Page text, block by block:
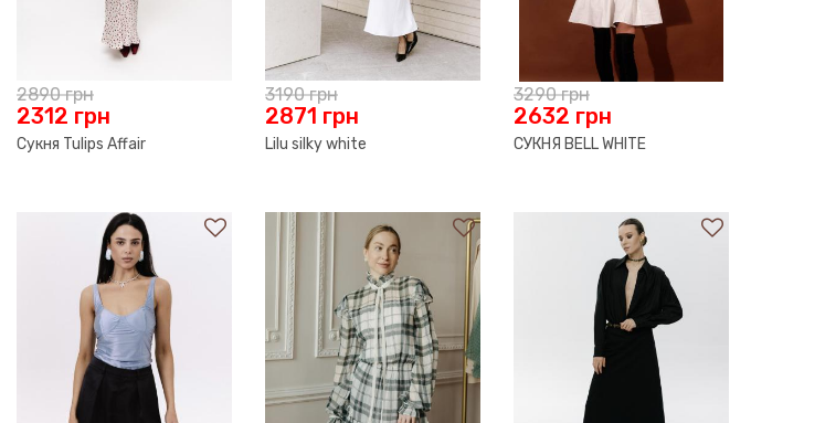
2890грн
2312 грн
Сукня Tulips Affair
3190грн
2871 грн
Lilu silky white
3290грн
2632 грн
СУКНЯ BELL WHITE